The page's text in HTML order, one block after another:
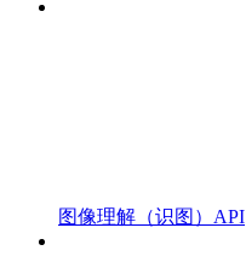
图像理解（识图）API